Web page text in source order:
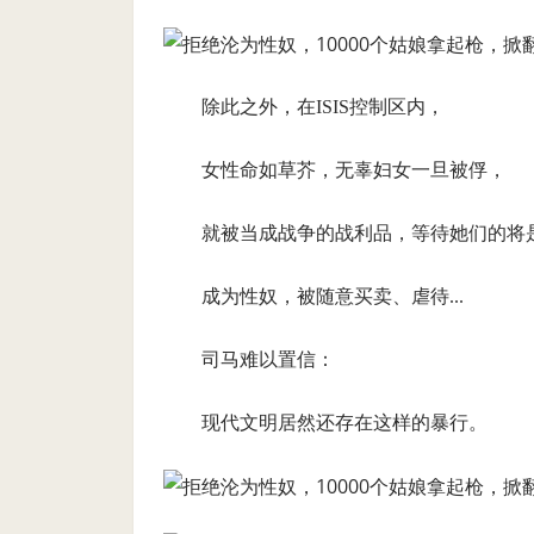
除此之外，在ISIS控制区内，
女性命如草芥，无辜妇女一旦被俘，
就被当成战争的战利品，等待她们的将
成为性奴，被随意买卖、虐待...
司马难以置信：
现代文明居然还存在这样的暴行。